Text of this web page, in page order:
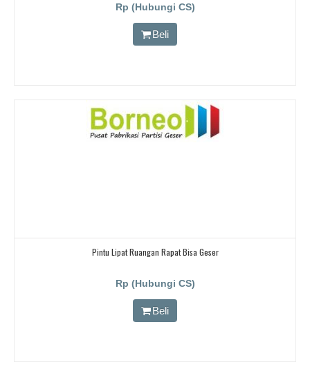
Rp (Hubungi CS)
Beli
Pintu Lipat Ruangan Rapat Bisa Geser
Rp (Hubungi CS)
Beli